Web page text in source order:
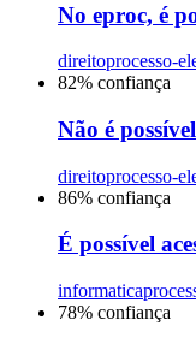
No eproc, é
direitoprocesso-
82% confiança
Não é
direitoprocesso-
86% confiança
É possível
informatica
78% confiança